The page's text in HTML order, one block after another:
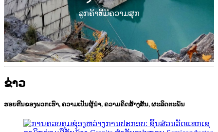
ລູກຄ້າທີ່ມີຄວາມສຸກ
ຂ່າວ
ຮອຍຕີນຂອງພວກເຮົາ, ຄວາມເປັນຜູ້ນຳ, ຄວາມຄິດສ້າງສັນ, ຜະລິດຕະພັນ